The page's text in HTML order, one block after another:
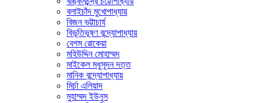
বলাইচাঁদ মুখোপাধ্যায়
বিজন ভট্টাচার্য
বিভূতিভূষণ বন্দ্যোপাধ্যায়
বেগম রোকেয়া
মহিউদ্দিন মোহাম্মদ
মাইকেল মধুসূদন দত্ত
মানিক বন্দ্যোপাধ্যায়
মির্চা এলিয়াদ
মুহাম্মদ ইউনুস